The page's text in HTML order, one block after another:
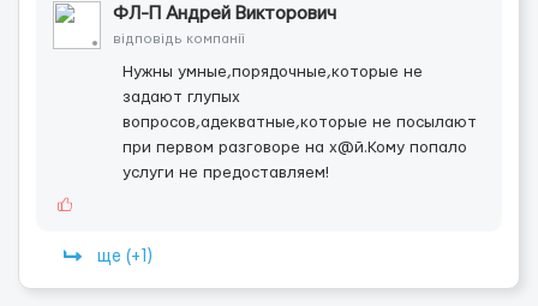
ФЛ-П Андрей Викторович
відповідь компанії
Нужны умные,порядочные,которые не
задают глупых
вопросов,адекватные,которые не посылают
при первом разговоре на х@й.Кому попало
услуги не предоставляем!
ще (+1)